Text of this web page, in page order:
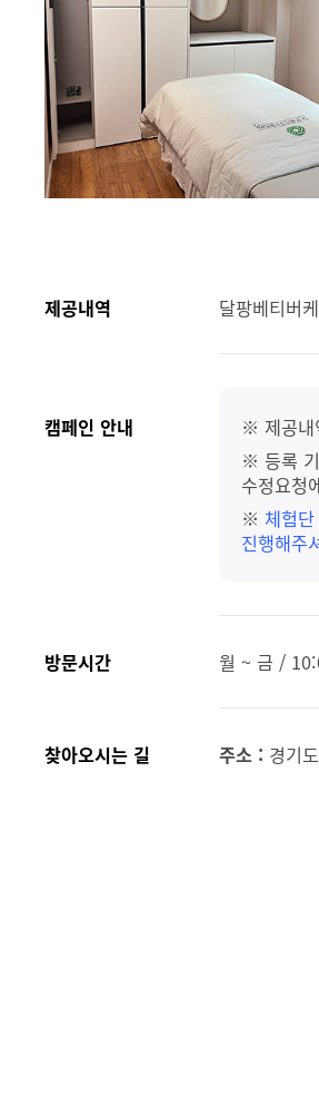
제공내역 달팡베티버
캠페인 안내
※ 제공내
※ 등록
수정요청
※ 체험
진행해주
방문시간 월 ~ 금 /
찾아오시는 길 주소 : 경기